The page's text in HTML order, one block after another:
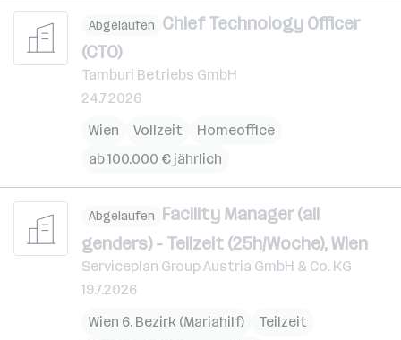
Abgelaufen Chief Technology Officer
(CTO)
Tamburi Betriebs GmbH
24.7.2026
Wien
Vollzeit
Homeoffice
ab 100.000 € jährlich
Abgelaufen Facility Manager (all
genders) - Teilzeit (25h/Woche), Wien
Serviceplan Group Austria GmbH & Co. KG
19.7.2026
Wien 6. Bezirk (Mariahilf)
Teilzeit